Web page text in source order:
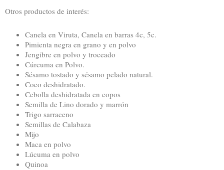
Otros productos de interés:
Canela en Viruta, Canela en barras 4c, 5c.
Pimienta negra en grano y en polvo
Jengibre en polvo y troceado
Cúrcuma en Polvo.
Sésamo tostado y sésamo pelado natural.
Coco deshidratado.
Cebolla deshidratada en copos
Semilla de Lino dorado y marrón
Trigo sarraceno
Semillas de Calabaza
Mijo
Maca en polvo
Lúcuma en polvo
Quinoa